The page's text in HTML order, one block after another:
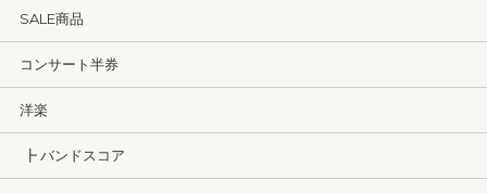
SALE商品
コンサート半券
洋楽
┣ バンドスコア